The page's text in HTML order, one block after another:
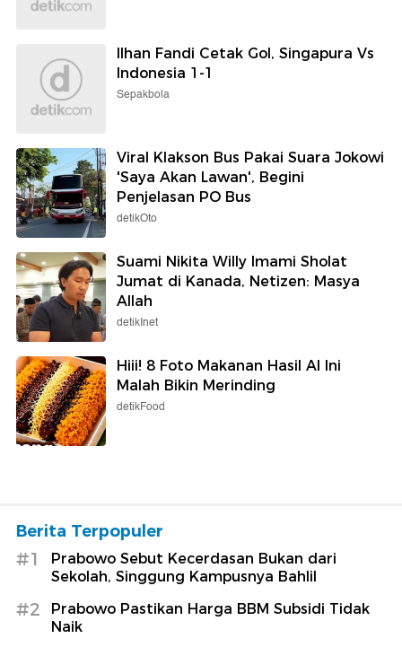
Ilhan Fandi Cetak Gol, Singapura Vs
Indonesia 1-1
Sepakbola
Viral Klakson Bus Pakai Suara Jokowi
'Saya Akan Lawan', Begini
Penjelasan PO Bus
detikOto
Suami Nikita Willy Imami Sholat
Jumat di Kanada, Netizen: Masya
Allah
detikInet
Hiii! 8 Foto Makanan Hasil AI Ini
Malah Bikin Merinding
detikFood
Berita Terpopuler
#1
Prabowo Sebut Kecerdasan Bukan dari
Sekolah, Singgung Kampusnya Bahlil
#2
Prabowo Pastikan Harga BBM Subsidi Tidak
Naik